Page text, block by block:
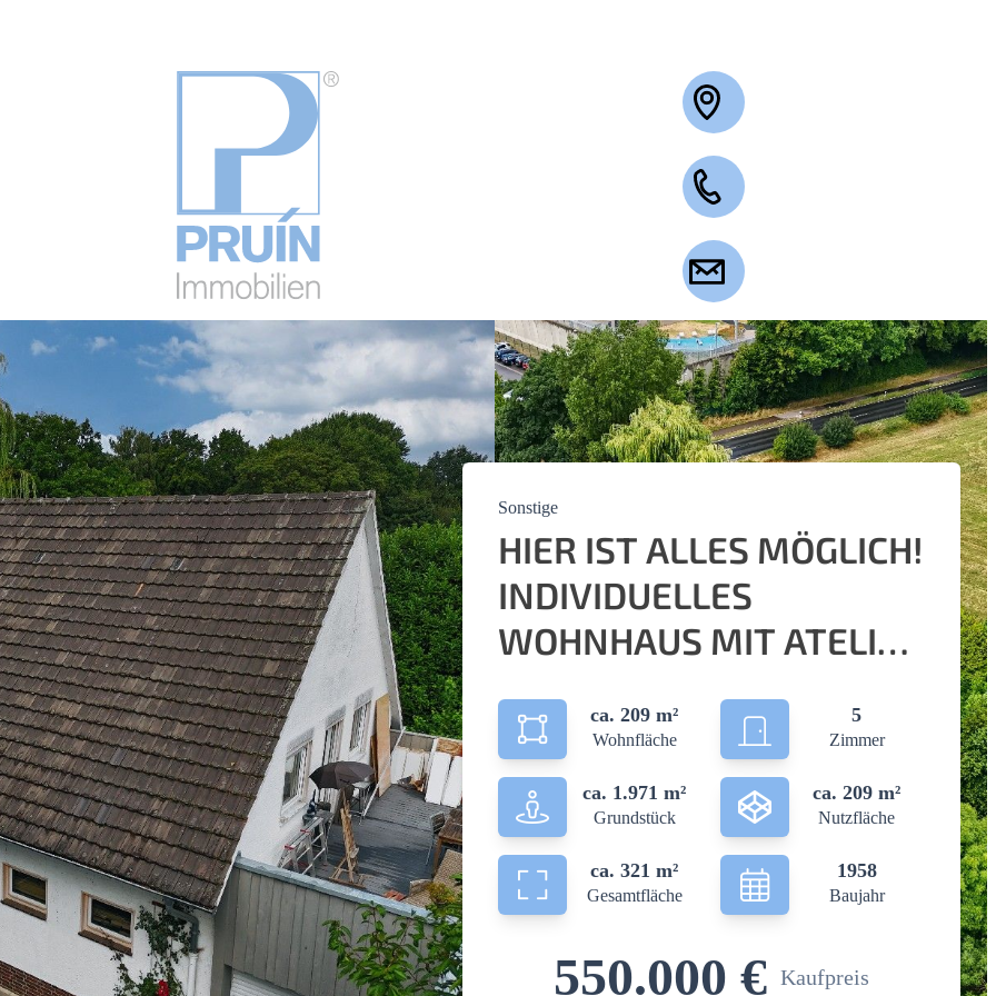
+49 2263 3003
Sonstige
HIER IST ALLES MÖGLICH!
INDIVIDUELLES
WOHNHAUS MIT ATELIER
HEINSBERG
ca. 209 m²
Wohnfläche
5
Zimmer
ca. 1.971 m²
Grundstück
ca. 209 m²
Nutzfläche
ca. 321 m²
Gesamtfläche
1958
Baujahr
550.000 € Kaufpreis